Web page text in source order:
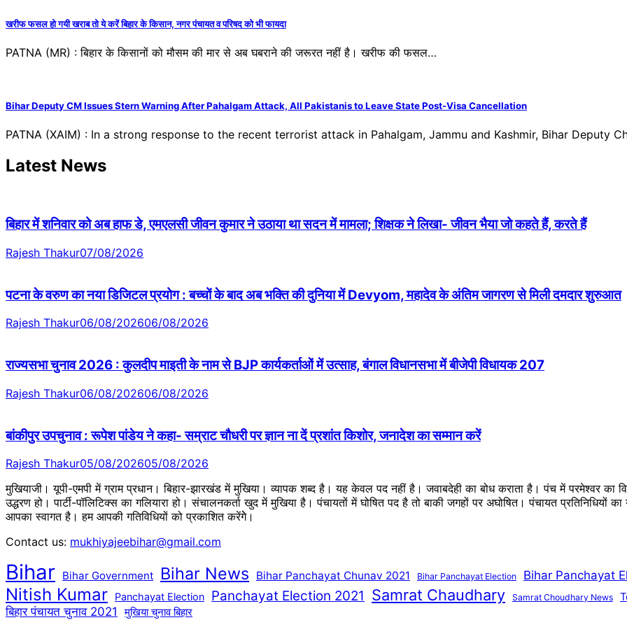
खरीफ फसल हो गयी खराब तो ये करें बिहार के किसान, नगर पंचायत व परिषद को भी फायदा
PATNA (MR) : बिहार के किसानों को मौसम की मार से अब घबराने की जरूरत नहीं है। खरीफ की फसल…
Bihar Deputy CM Issues Stern Warning After Pahalgam Attack, All Pakistanis to Leave State Post-Visa Cancellation
PATNA (XAIM) : In a strong response to the recent terrorist attack in Pahalgam, Jammu and Kashmir, Bihar Deputy
Latest News
बिहार में शनिवार को अब हाफ डे, एमएलसी जीवन कुमार ने उठाया था सदन में मामला; शिक्षक ने लिखा- जीवन भैया जो कहते हैं, करते हैं
Rajesh Thakur07/08/2026
पटना के वरुण का नया डिजिटल प्रयोग : बच्चों के बाद अब भक्ति की दुनिया में Devyom, महादेव के अंतिम जागरण से मिली दमदार शुरुआत
Rajesh Thakur06/08/202606/08/2026
राज्यसभा चुनाव 2026 : कुलदीप माइती के नाम से BJP कार्यकर्ताओं में उत्साह, बंगाल विधानसभा में बीजेपी विधायक 207
Rajesh Thakur06/08/202606/08/2026
बांकीपुर उपचुनाव : रूपेश पांडेय ने कहा- सम्राट चौधरी पर ज्ञान ना दें प्रशांत किशोर, जनादेश का सम्मान करें
Rajesh Thakur05/08/202605/08/2026
मुखियाजी। यूपी-एमपी में ग्राम प्रधान। बिहार-झारखंड में मुखिया। व्यापक शब्द है। यह केवल पद नहीं है। जवाबदेही का बोध कराता है। पंच में परमेश्वर का
उद्धरण हो। पार्टी-पॉलिटिक्स का गलियारा हो। संचालनकर्ता खुद में मुखिया है। पंचायतों में घोषित पद है तो बाकी जगहों पर अघोषित। पंचायत
आपका स्वागत है। हम आपकी गतिविधियों को प्रकाशित करेंगेे।
Contact us: mukhiyajeebihar@gmail.com
Bihar Bihar Government Bihar News Bihar Panchayat Chunav 2021 Bihar Panchayat Election Bihar Panchayat
Nitish Kumar Panchayat Election Panchayat Election 2021 Samrat Chaudhary Samrat Choudhary News
बिहार पंचायत चुनाव 2021 मुखिया चुनाव बिहार